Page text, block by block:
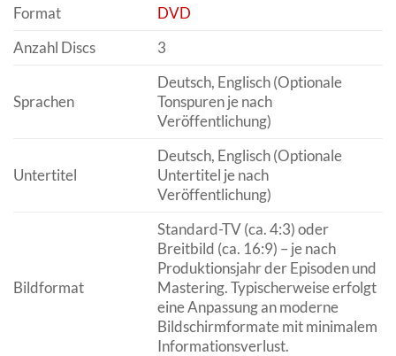
Format
DVD
Anzahl Discs
3
Sprachen
Deutsch, Englisch (Optionale
Tonspuren je nach
Veröffentlichung)
Untertitel
Deutsch, Englisch (Optionale
Untertitel je nach
Veröffentlichung)
Bildformat
Standard-TV (ca. 4:3) oder
Breitbild (ca. 16:9) – je nach
Produktionsjahr der Episoden und
Mastering. Typischerweise erfolgt
eine Anpassung an moderne
Bildschirmformate mit minimalem
Informationsverlust.